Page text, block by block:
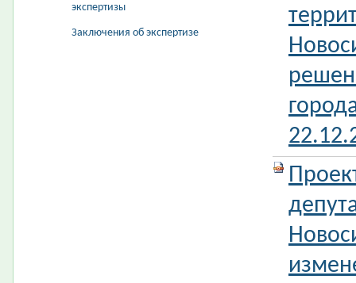
экспертизы
Заключения об экспертизе